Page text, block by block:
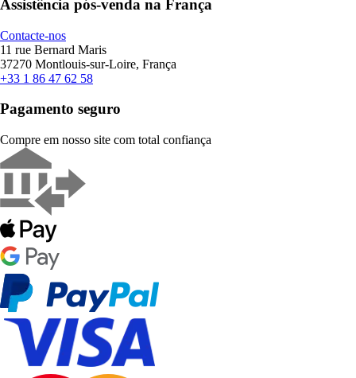
Assistência pós-venda na França
Contacte-nos
11 rue Bernard Maris
37270 Montlouis-sur-Loire, França
+33 1 86 47 62 58
Pagamento seguro
Compre em nosso site com total confiança